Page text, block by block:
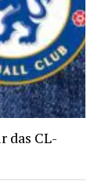
das CL-